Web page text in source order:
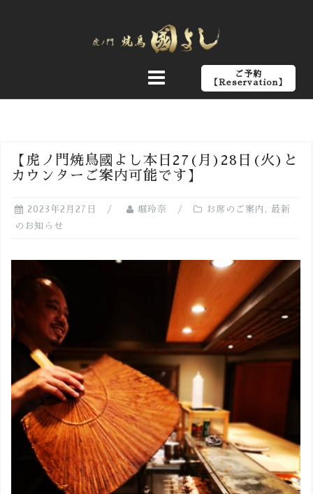
へ
ご予約
【Reservation】
【虎ノ門焼鳥國よし本日27(月)28日(火)と
カウンターご案内可能です】
2023年2月27日 堀玲奈 お席のご案内 , 最新
のお知らせ